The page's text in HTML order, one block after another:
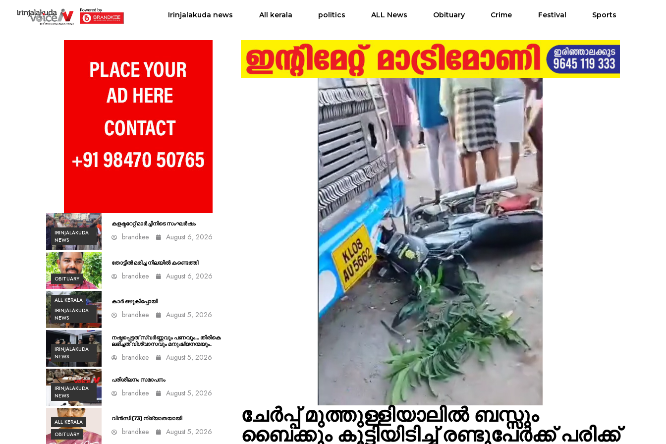
Irinjalakuda news All kerala politics ALL News Obituary Crime Festival Sports
ചേർപ്പ് മുത്തുള്ളിയാലിൽ ബസ്സും
ബൈക്കും കൂട്ടിയിടിച്ച് രണ്ടുപേർക്ക് പരിക്ക്
IRINJALAKUDA
NEWS
കളക്ടറേറ്റ് മാർച്ചിനിടെ സംഘർഷം
brandkee August 6, 2026
OBITUARY
തോട്ടിൽ മരിച്ച നിലയിൽ കണ്ടെത്തി
brandkee August 6, 2026
ALL KERALA
IRINJALAKUDA
NEWS
കാർ ഒഴുകിപ്പോയി
brandkee August 5, 2026
IRINJALAKUDA
NEWS
നഷ്ടപ്പെട്ടത് സ്വർണ്ണവും പണവും… തിരികെ
ലഭിച്ചത് വിശ്വാസവും മനുഷ്യനന്മയും.
brandkee August 5, 2026
IRINJALAKUDA
NEWS
പരിശീലനം സമാപനം
brandkee August 5, 2026
ALL KERALA
OBITUARY
വിൻസി (73) നിര്യാതയായി
brandkee August 5, 2026